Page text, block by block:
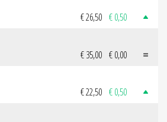
€ 26,50 € 0,50
€ 35,00 € 0,00
€ 22,50 € 0,50